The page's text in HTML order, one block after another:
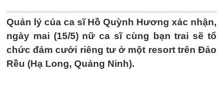
Quản lý của ca sĩ Hồ Quỳnh Hương xác nhận,
ngày mai (15/5) nữ ca sĩ cùng bạn trai sẽ tổ
chức đám cưới riêng tư ở một resort trên Đảo
Rều (Hạ Long, Quảng Ninh).